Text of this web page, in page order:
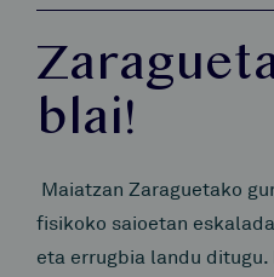
blai!
Maiatzan Zaraguetako
fisikoko saioetan
eta errugbia landu